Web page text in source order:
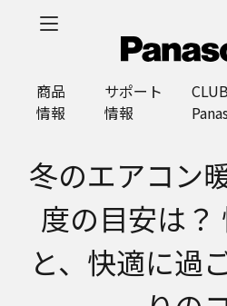
商品
情報
サポート
情報
CLUB
冬のエアコン
度の目安は？
と、快適に過